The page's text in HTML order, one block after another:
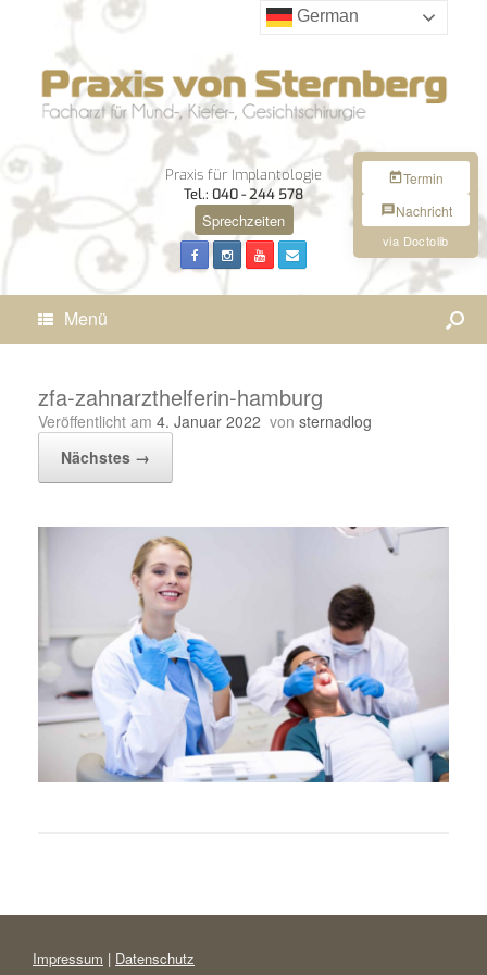
Praxis für Implantologie
Tel.: 040 - 244 578
Sprechzeiten
Menü
zfa-zahnarzthelferin-hamburg
Veröffentlicht am 4. Januar 2022 von sternadlog
Nächstes →
Impressum | Datenschutz
Termin
Nachricht
via Doctolib
German